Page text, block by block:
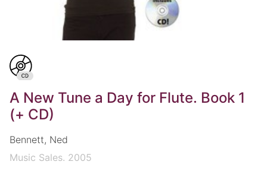
A New Tune a Day for Flute. Book 1
(+ CD)
Bennett, Ned
Music Sales. 2005